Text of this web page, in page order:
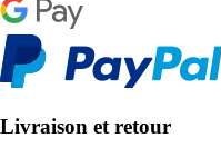
Livraison et retour